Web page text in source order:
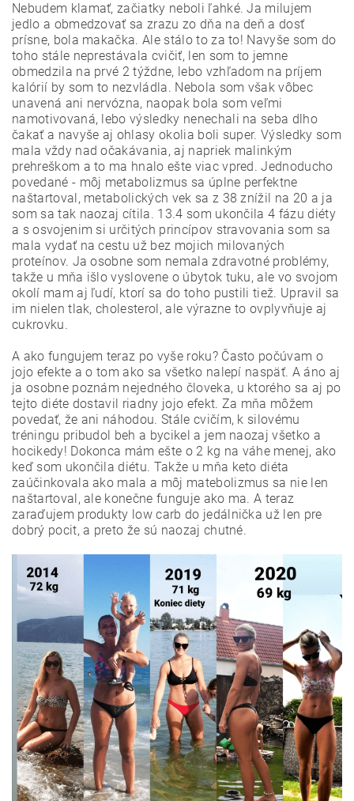
Nebudem klamať, začiatky neboli ľahké. Ja milujem
jedlo a obmedzovať sa zrazu zo dňa na deň a dosť
prísne, bola makačka. Ale stálo to za to! Navyše som do
toho stále neprestávala cvičiť, len som to jemne
obmedzila na prvé 2 týždne, lebo vzhľadom na príjem
kalórií by som to nezvládla. Nebola som však vôbec
unavená ani nervózna, naopak bola som veľmi
namotivovaná, lebo výsledky nenechali na seba dlho
čakať a navyše aj ohlasy okolia boli super. Výsledky som
mala vždy nad očakávania, aj napriek malinkým
prehreškom a to ma hnalo ešte viac vpred. Jednoducho
povedané - môj metabolizmus sa úplne perfektne
naštartoval, metabolických vek sa z 38 znížil na 20 a ja
som sa tak naozaj cítila. 13.4 som ukončila 4 fázu diéty
a s osvojenim si určitých princípov stravovania som sa
mala vydať na cestu už bez mojich milovaných
proteínov. Ja osobne som nemala zdravotné problémy,
takže u mňa išlo vyslovene o úbytok tuku, ale vo svojom
okolí mam aj ľudí, ktorí sa do toho pustili tiež. Upravil sa
im nielen tlak, cholesterol, ale výrazne to ovplyvňuje aj
cukrovku.
A ako fungujem teraz po vyše roku? Často počúvam o
jojo efekte a o tom ako sa všetko nalepí naspäť. A áno aj
ja osobne poznám nejedného človeka, u ktorého sa aj po
tejto diéte dostavil riadny jojo efekt. Za mňa môžem
povedať, že ani náhodou. Stále cvičím, k silovému
tréningu pribudol beh a bycikel a jem naozaj všetko a
hocikedy! Dokonca mám ešte o 2 kg na váhe menej, ako
keď som ukončila diétu. Takže u mňa keto diéta
zaúčinkovala ako mala a môj matebolizmus sa nie len
naštartoval, ale konečne funguje ako ma. A teraz
zaraďujem produkty low carb do jedálnička už len pre
dobrý pocit, a preto že sú naozaj chutné.